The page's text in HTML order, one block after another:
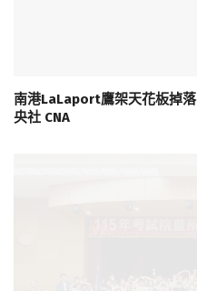
南港LaLaport鷹架天花板掉
央社 CNA